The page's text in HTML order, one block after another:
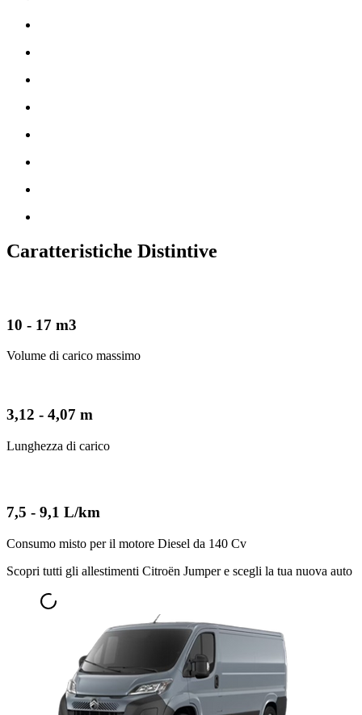
Caratteristiche Distintive
10 - 17 m3
Volume di carico massimo
3,12 - 4,07 m
Lunghezza di carico
7,5 - 9,1 L/km
Consumo misto per il motore Diesel da 140 Cv
Scopri tutti gli allestimenti Citroën Jumper e scegli la tua nuova auto